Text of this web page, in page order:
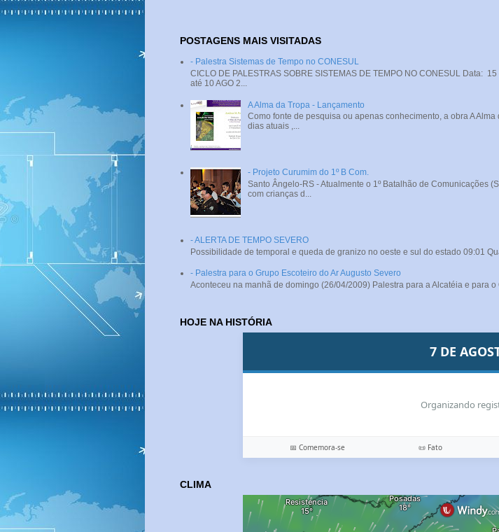
POSTAGENS MAIS VISITADAS
- Palestra Sistemas de Tempo no CONESUL
CICLO DE PALESTRAS SOBRE SISTEMAS DE TEMPO NO CONESUL Data:
até 10 AGO 2...
A Alma da Tropa - Lançamento
Como fonte de pesquisa ou apenas conhecimento, a obra A
dias atuais ,...
- Projeto Curumim do 1º B Com.
Santo Ângelo-RS - Atualmente o 1º Batalhão de Comunicações
com crianças d...
- ALERTA DE TEMPO SEVERO
Possibilidade de temporal e queda de granizo no oeste e sul do estado 09:01
- Palestra para o Grupo Escoteiro do Ar Augusto Severo
Aconteceu na manhã de domingo (26/04/2009) Palestra para a Alcatéia e para o
HOJE NA HISTÓRIA
7 DE
Organizando
📅 Comemora-se 📜 Fato
CLIMA